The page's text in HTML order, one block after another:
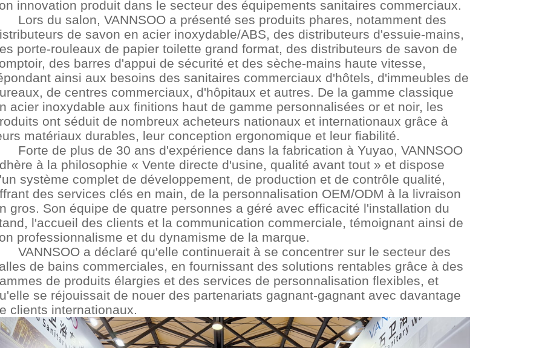
innovation produit dans le secteur des équipements sanitaires commerciaux.
Lors du salon, VANNSOO a présenté ses produits phares, notamment des
de savon en acier inoxydable/ABS, des distributeurs d'essuie-mains,
porte-rouleaux de papier toilette grand format, des distributeurs de savon de
des barres d'appui de sécurité et des sèche-mains haute vitesse,
ainsi aux besoins des sanitaires commerciaux d'hôtels, d'immeubles de
de centres commerciaux, d'hôpitaux et autres. De la gamme classique
acier inoxydable aux finitions haut de gamme personnalisées or et noir, les
ont séduit de nombreux acheteurs nationaux et internationaux grâce à
matériaux durables, leur conception ergonomique et leur fiabilité.
Forte de plus de 30 ans d'expérience dans la fabrication à Yuyao, VANNSOO
à la philosophie « Vente directe d'usine, qualité avant tout » et dispose
système complet de développement, de production et de contrôle qualité,
des services clés en main, de la personnalisation OEM/ODM à la livraison
gros. Son équipe de quatre personnes a géré avec efficacité l'installation du
l'accueil des clients et la communication commerciale, témoignant ainsi de
professionnalisme et du dynamisme de la marque.
VANNSOO a déclaré qu'elle continuerait à se concentrer sur le secteur des
de bains commerciales, en fournissant des solutions rentables grâce à des
de produits élargies et des services de personnalisation flexibles, et
se réjouissait de nouer des partenariats gagnant-gagnant avec davantage
clients internationaux.